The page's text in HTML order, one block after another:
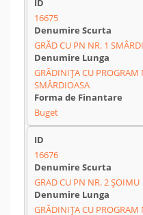
16675
GRĂD CU PN NR. 1
GRĂDINIȚA CU PROGRAM
SMÂRDIOASA
Buget
16676
GRAD CU PN NR. 2 ȘOIMU
GRĂDINIȚA CU